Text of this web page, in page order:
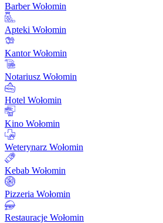
Barber Wołomin
Apteki Wołomin
Kantor Wołomin
Notariusz Wołomin
Hotel Wołomin
Kino Wołomin
Weterynarz Wołomin
Kebab Wołomin
Pizzeria Wołomin
Restauracje Wołomin